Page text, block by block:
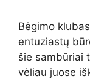
Bėgimo
entuziastų
šie sambūriai
vėliau juose